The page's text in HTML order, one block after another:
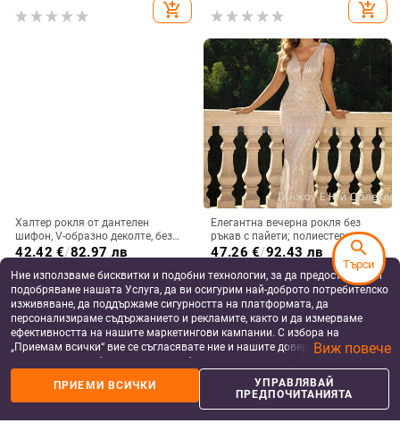
полиестерна дантела
add_shopping_cart add_shopping_cart
Халтер рокля от дантелен
шифон, V-образно деколте, без
ръкави, дълга рокля А-линия с
42.42 €/82.97 лв
add_shopping_cart
Елегантна вечерна рокля без
ръкав с пайети; полиестерни
влакна; спандекс до 30%;
дълбоко V-образно деколте.
47.26 €/92.43 лв
add_shopping_cart
Ние използваме бисквитки и подобни технологии, за да предоставяме и
подобряваме нашата Услуга, да ви осигурим най-доброто потребителско
изживяване, да поддържаме сигурността на платформата, да
персонализираме съдържанието и рекламите, както и да измерваме
ефективността на нашите маркетингови кампании. С избора на
„Приемам всички“ вие се съгласявате ние и нашите доверени партньори
да съхраняваме бисквитки и подобни технологии на вашето устройство
за рекламни и аналитични цели. Можете по всяко време да управлявате
своите предпочитания, като натиснете „Управлявай предпочитанията“.
За повече информация, моля, вижте нашата
данните.
Виж повече
ПРИЕМИ ВСИЧКИ
УПРАВЛЯВАЙ
ПРЕДПОЧИТАНИЯТА
search
Търси